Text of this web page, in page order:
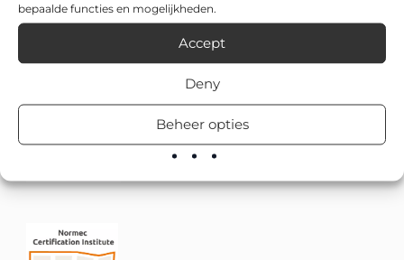
bepaalde functies en mogelijkheden.
Accept
Deny
Beheer opties